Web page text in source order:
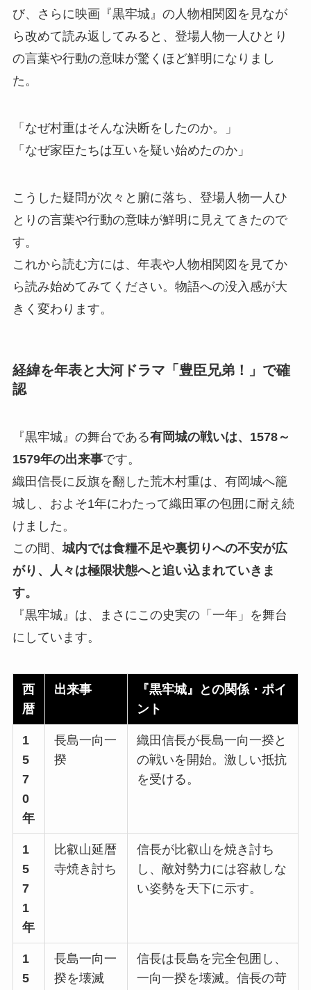
び、さらに映画『黒牢城』の人物相関図を見なが
ら改めて読み返してみると、登場人物一人ひとり
の言葉や行動の意味が驚くほど鮮明になりまし
た。
「なぜ村重はそんな決断をしたのか。」
「なぜ家臣たちは互いを疑い始めたのか」
こうした疑問が次々と腑に落ち、登場人物一人ひ
とりの言葉や行動の意味が鮮明に見えてきたので
す。
これから読む方には、年表や人物相関図を見てか
ら読み始めてみてください。物語への没入感が大
きく変わります。
経緯を年表と大河ドラマ「 豊臣兄弟！」 で確
認
『黒牢城』の舞台である有岡城の戦いは、1578～
1579年の出来事です。
織田信長に反旗を翻した荒木村重は、有岡城へ籠
城し、およそ1年にわたって織田軍の包囲に耐え続
けました。
この間、城内では食糧不足や裏切りへの不安が広
がり、人々は極限状態へと追い込まれていきま
す。
『黒牢城』は、まさにこの史実の「一年」を舞台
にしています。
西
暦
出来事
『黒牢城』との関係・ポイ
ント
1
5
7
0
年
長島一向一
揆
織田信長が長島一向一揆と
の戦いを開始。激しい抵抗
を受ける。
1
5
7
1
年
比叡山延暦
寺焼き討ち
信長が比叡山を焼き討ち
し、敵対勢力には容赦しな
い姿勢を天下に示す。
1
5
長島一向一
揆を壊滅
信長は長島を完全包囲し、
一向一揆を壊滅。信長の苛